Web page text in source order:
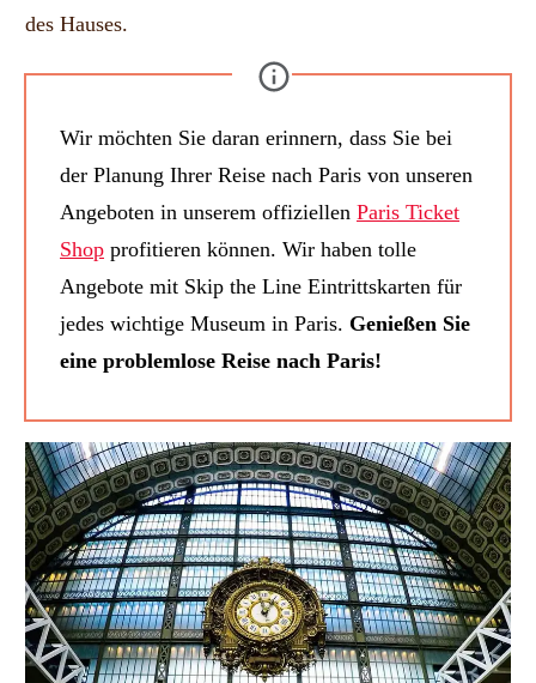
des Hauses.
Wir möchten Sie daran erinnern, dass Sie bei
der Planung Ihrer Reise nach Paris von unseren
Angeboten in unserem offiziellen Paris Ticket
Shop profitieren können. Wir haben tolle
Angebote mit Skip the Line Eintrittskarten für
jedes wichtige Museum in Paris. Genießen Sie
eine problemlose Reise nach Paris!